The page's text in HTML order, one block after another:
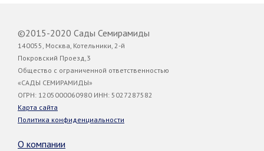
©2015-2020 Сады Семирамиды
140055, Москва, Котельники, 2-й
Покровский Проезд,3
Общество с ограниченной ответственностью
«САДЫ СЕМИРАМИДЫ»
ОГРН: 1205000060980 ИНН: 5027287582
Карта сайта
Политика конфиденциальности
О компании